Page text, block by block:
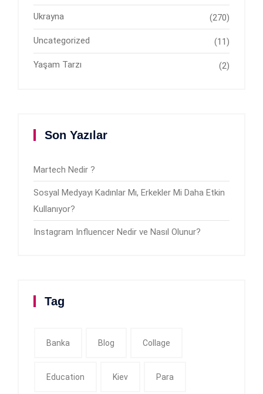
Ukrayna (270)
Uncategorized (11)
Yaşam Tarzı (2)
Son Yazılar
Martech Nedir ?
Sosyal Medyayı Kadınlar Mı, Erkekler Mi Daha Etkin
Kullanıyor?
Instagram Influencer Nedir ve Nasıl Olunur?
Tag
Banka Blog Collage
Education Kiev Para